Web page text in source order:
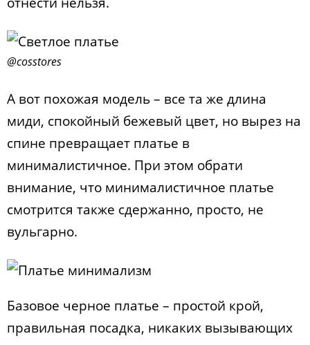
@cosstores
А вот похожая модель – все та же длина
миди, спокойный бежевый цвет, но вырез на
спине превращает платье в
минималистичное. При этом обрати
внимание, что минималистичное платье
смотрится также сдержанно, просто, не
вульгарно.
Базовое черное платье – простой крой,
правильная посадка, никаких вызывающих